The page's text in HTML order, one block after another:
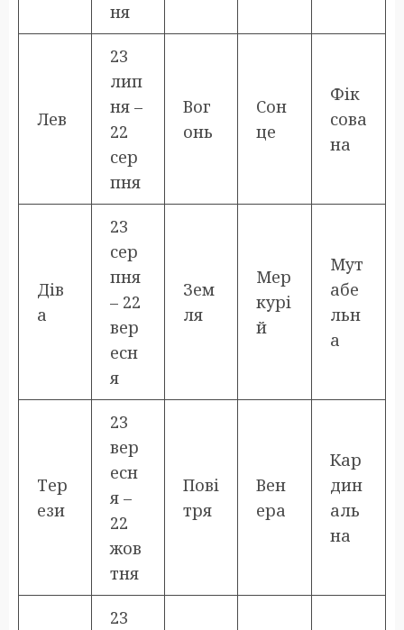
ня
Лев
23
лип
ня –
22
сер
пня
Вог
онь
Сон
це
Фік
сова
на
Дів
а
23
сер
пня
– 22
вер
есн
я
Зем
ля
Мер
курі
й
Мут
абе
льн
а
Тер
ези
23
вер
есн
я –
22
жов
тня
Пові
тря
Вен
ера
Кар
дин
аль
на
23